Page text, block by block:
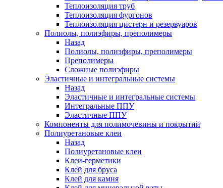
Теплоизоляция труб
Теплоизоляция фургонов
Теплоизоляция цистерн и резервуаров
Полиолы, полиэфиры, преполимеры
Назад
Полиолы, полиэфиры, преполимеры
Преполимеры
Сложные полиэфиры
Эластичные и интегральные системы
Назад
Эластичные и интегральные системы
Интегральные ППУ
Эластичные ППУ
Компоненты для полимочевины и покрытий
Полиуретановые клеи
Назад
Полиуретановые клеи
Клеи-герметики
Клей для бруса
Клей для камня